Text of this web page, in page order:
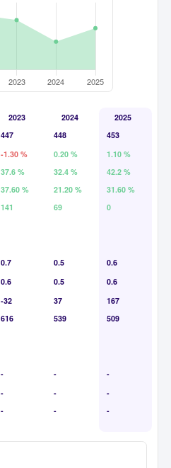
2023 2024
2025
447 448
453
-1.30 % 0.20 %
1.10 %
37.6 % 32.4 %
42.2 %
37.60 % 21.20 %
31.60 %
141 69 0
0.7 0.5
0.6
0.6 0.5
0.6
-32 37
167
616 539 509
- -
-
- -
-
- - -